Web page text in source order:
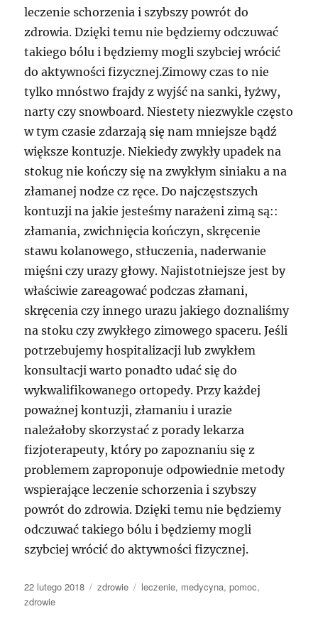
leczenie schorzenia i szybszy powrót do
zdrowia. Dzięki temu nie będziemy odczuwać
takiego bólu i będziemy mogli szybciej wrócić
do aktywności fizycznej.Zimowy czas to nie
tylko mnóstwo frajdy z wyjść na sanki, łyżwy,
narty czy snowboard. Niestety niezwykle często
w tym czasie zdarzają się nam mniejsze bądź
większe kontuzje. Niekiedy zwykły upadek na
stokug nie kończy się na zwykłym siniaku a na
złamanej nodze cz ręce. Do najczęstszych
kontuzji na jakie jesteśmy narażeni zimą są::
złamania, zwichnięcia kończyn, skręcenie
stawu kolanowego, stłuczenia, naderwanie
mięśni czy urazy głowy. Najistotniejsze jest by
właściwie zareagować podczas złamani,
skręcenia czy innego urazu jakiego doznaliśmy
na stoku czy zwykłego zimowego spaceru. Jeśli
potrzebujemy hospitalizacji lub zwykłem
konsultacji warto ponadto udać się do
wykwalifikowanego ortopedy. Przy każdej
poważnej kontuzji, złamaniu i urazie
należałoby skorzystać z porady lekarza
fizjoterapeuty, który po zapoznaniu się z
problemem zaproponuje odpowiednie metody
wspierające leczenie schorzenia i szybszy
powrót do zdrowia. Dzięki temu nie będziemy
odczuwać takiego bólu i będziemy mogli
szybciej wrócić do aktywności fizycznej.
Data
publikacji
22 lutego 2018 Kategorie
zdrowie Tagi
leczenie, medycyna,pomoc,
zdrowie